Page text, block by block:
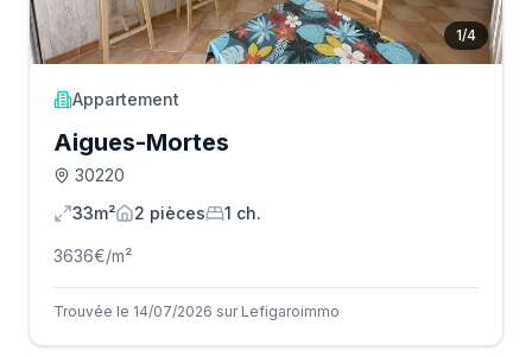
1/4
Appartement
Aigues-Mortes
30220
33m²
2 pièces 1 ch.
3636€/m²
Trouvée le 14/07/2026 sur Lefigaroimmo